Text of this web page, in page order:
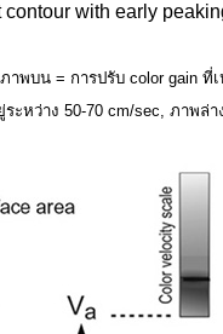
with early
พบน = การปรับ color gain
ระหว่าง 50-70 cm/sec, ภาพ